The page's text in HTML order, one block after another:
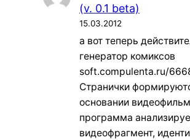
(v. 0.1 beta)
15.03.2012
а вот теперь
генератор комиксов
soft.compulenta.ru/
Странички
основании
программа
видеофрагмент,